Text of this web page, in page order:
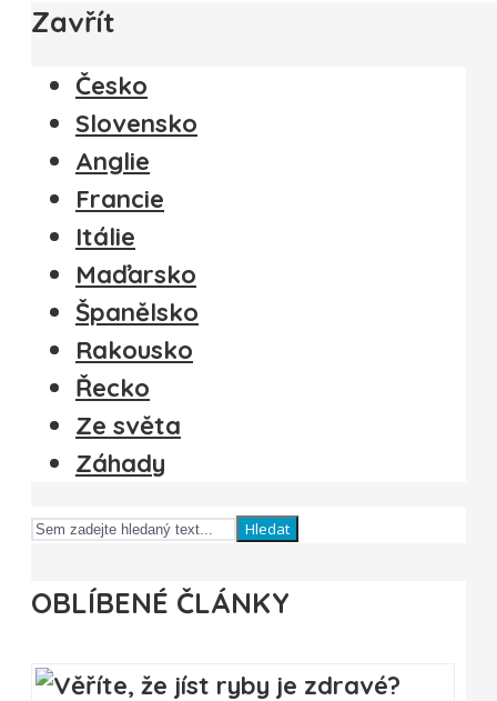
Zavřít
Česko
Slovensko
Anglie
Francie
Itálie
Maďarsko
Španělsko
Rakousko
Řecko
Ze světa
Záhady
Hledat
OBLÍBENÉ ČLÁNKY